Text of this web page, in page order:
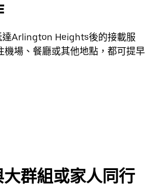
達Arlington Heights後的接載服
機場、餐廳或其他地點，都可提早
群組或家人同行